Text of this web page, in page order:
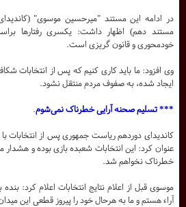
در ادامه این مستند "میرحسین موسوی"
مستند دهم) اظهار داشت: یکسری رفتار‌ها
خودمحوری و قانون گریزی است.
وی افزود: ما باید کاری کنیم که پس از انتخابات
ایجاد شده، به صفوف مردم منتقل نشود.
*** تسلیم صحنه آرایی خطرناک نمی‌شوم.
کاندیدای دوردهم ریاست جمهوری پس از انتخابات با
عنوان کرد: این انتخابات شعبده بازی بوده و
خطرناک نخواهم شد.
موسوی قبل از اعلام نتایج انتخابات اعلام کرد:
آراء هستم و ما به هرحال خود را پیروز قطعی این